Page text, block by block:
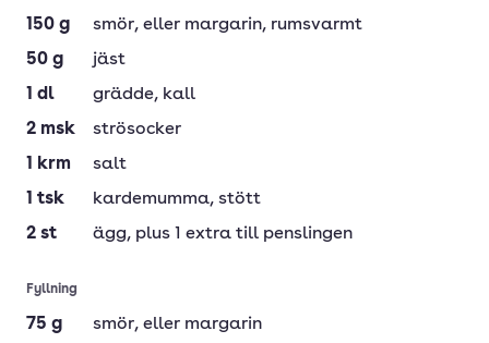
150 g smör, eller margarin, rumsvarmt
50 g
jäst
1 dl grädde, kall
2 msk
strösocker
1
krm
salt
1 tsk kardemumma, stött
2 st ägg, plus 1 extra till penslingen
Fyllning
75 g smör, eller margarin